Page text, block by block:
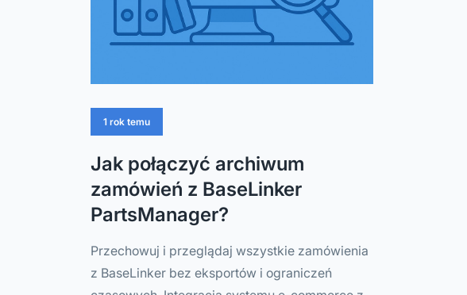
1 rok temu
Jak połączyć archiwum
zamówień z BaseLinker
PartsManager?
Przechowuj i przeglądaj wszystkie zamówienia
z BaseLinker bez eksportów i ograniczeń